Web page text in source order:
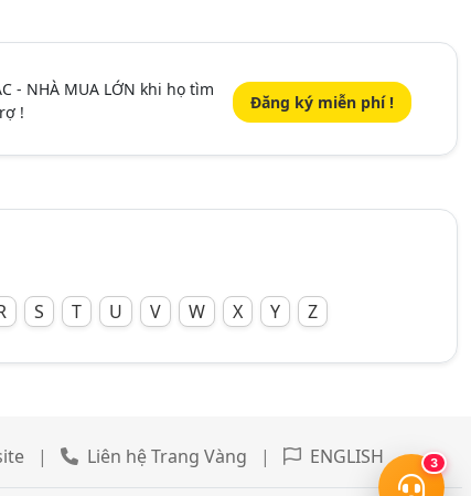
3
- NHÀ MUA LỚN khi họ tìm
! Đăng ký miễn phí !
S T U V W X Y Z
| Liên hệ Trang Vàng | ENGLISH